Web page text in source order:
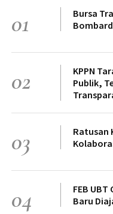
01
Bursa
02
KPPN
Publik,
03
Ratusan
04
FEB UBT
Baru